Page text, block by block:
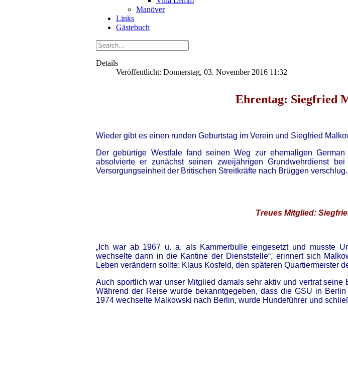
Manöver
Links
Gästebuch
Details
Veröffentlicht: Donnerstag, 03. November 2016 11:32
Ehrentag: Siegfried
Wieder gibt es einen runden Geburtstag im Verein und Siegfried
Der gebürtige Westfale fand seinen Weg zur ehemaligen
absolvierte er zunächst seinen zweijährigen Grundwehrdienst
Versorgungseinheit der Britischen Streitkräfte nach Brüggen verschlug.
Treues Mitglied:
„Ich war ab 1967 u. a. als Kammerbulle eingesetzt und musste
wechselte dann in die Kantine der Dienststelle“, erinnert sich
Leben verändern sollte: Klaus Kosfeld, den späteren Quartiermeister
Auch sportlich war unser Mitglied damals sehr aktiv und vertrat
Während der Reise wurde bekanntgegeben, dass die GSU in
1974 wechselte Malkowski nach Berlin, wurde Hundeführer und